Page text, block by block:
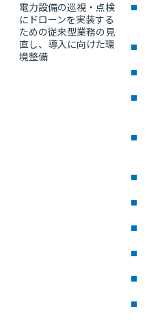
電力設備の巡視・点検
にドローンを実装する
ための従来型業務の見
直し、導入に向けた環
境整備